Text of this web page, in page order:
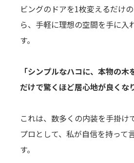
ビングのドアを1枚変えるだけ
ら、手軽に理想の空間を手に入
す。
「シンプルなハコに、本物の木
だけで驚くほど居心地が良くな
これは、数多くの内装を手掛け
プロとして、私が自信を持って
す。